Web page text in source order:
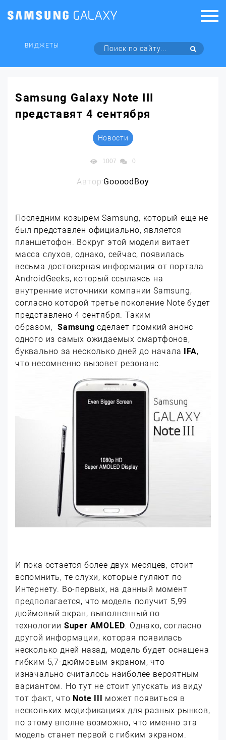
ВИДЖЕТЫ
Samsung Galaxy Note III
представят 4 сентября
Новости
1007 0
Автор:GoooodBoy
Последним козырем Samsung, который еще не
был представлен официально, является
планшетофон. Вокруг этой модели витает
масса слухов, однако, сейчас, появилась
весьма достоверная информация от портала
AndroidGeeks, который ссылаясь на
внутренние источники компании Samsung,
согласно которой третье поколение Note будет
представлено 4 сентября. Таким
образом,Samsung сделает громкий анонс
одного из самых ожидаемых смартфонов,
буквально за несколько дней до начала IFA,
что несомненно вызовет резонанс.
И пока остается более двух месяцев, стоит
вспомнить, те слухи, которые гуляют по
Интернету. Во-первых, на данный момент
предполагается, что модель получит 5,99
дюймовый экран, выполненный по
технологии Super AMOLED . Однако, согласно
другой информации, которая появилась
несколько дней назад, модель будет оснащена
гибким 5,7-дюймовым экраном, что
изначально считалось наиболее вероятным
вариантом. Но тут не стоит упускать из виду
тот факт, что Note III может появиться в
нескольких модификациях для разных рынков,
по этому вполне возможно, что именно эта
модель станет первой с гибким экраном.